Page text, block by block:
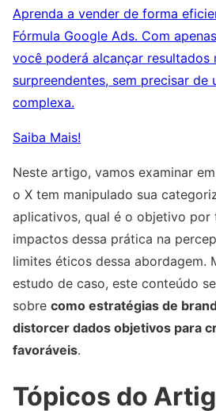
Aprenda a vender de forma
Fórmula Google Ads. Com
você poderá alcançar resultados
surpreendentes, sem precisar de
complexa.
Saiba Mais!
Neste artigo, vamos examinar
o X tem manipulado sua
aplicativos, qual é o objetivo por
impactos dessa prática na
limites éticos dessa abordagem.
estudo de caso, este conteúdo
sobre como estratégias de
distorcer dados objetivos para
favoráveis.
Tópicos do